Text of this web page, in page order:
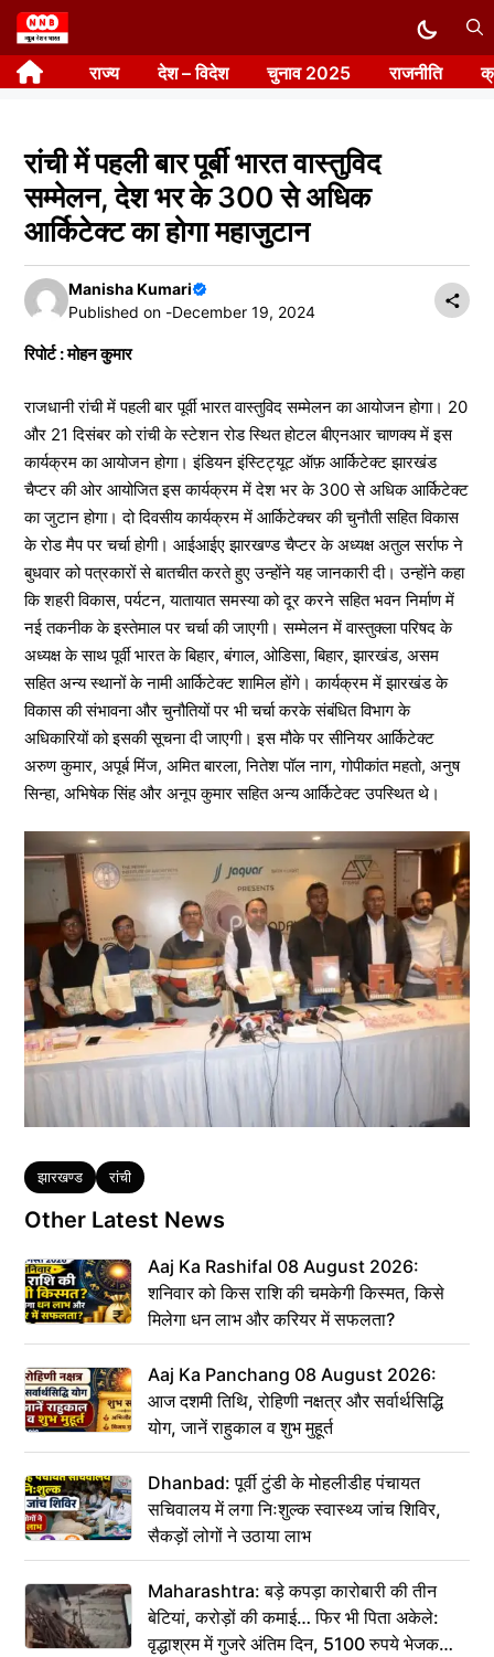
Skip
to
content राज्य देश – विदेश चुनाव 2025 राजनीति
रांची में पहली बार पूर्बी भारत वास्तुविद
सम्मेलन, देश भर के 300 से अधिक
आर्किटेक्ट का होगा महाजुटान
Manisha Kumari
Published on -December 19, 2024
रिपोर्ट : मोहन कुमार
राजधानी रांची में पहली बार पूर्वी भारत वास्तुविद सम्मेलन का आयोजन होगा। 20
और 21 दिसंबर को रांची के स्टेशन रोड स्थित होटल बीएनआर चाणक्य में इस
कार्यक्रम का आयोजन होगा। इंडियन इंस्टिट्यूट ऑफ़ आर्किटेक्ट झारखंड
चैप्टर की ओर आयोजित इस कार्यक्रम में देश भर के 300 से अधिक आर्किटेक्ट
का जुटान होगा। दो दिवसीय कार्यक्रम में आर्किटेक्चर की चुनौती सहित विकास
के रोड मैप पर चर्चा होगी। आईआईए झारखण्ड चैप्टर के अध्यक्ष अतुल सर्राफ ने
बुधवार को पत्रकारों से बातचीत करते हुए उन्होंने यह जानकारी दी। उन्होंने कहा
कि शहरी विकास, पर्यटन, यातायात समस्या को दूर करने सहित भवन निर्माण में
नई तकनीक के इस्तेमाल पर चर्चा की जाएगी। सम्मेलन में वास्तुक्ला परिषद के
अध्यक्ष के साथ पूर्वी भारत के बिहार, बंगाल, ओडिसा, बिहार, झारखंड, असम
सहित अन्य स्थानों के नामी आर्किटेक्ट शामिल होंगे। कार्यक्रम में झारखंड के
विकास की संभावना और चुनौतियों पर भी चर्चा करके संबंधित विभाग के
अधिकारियों को इसकी सूचना दी जाएगी। इस मौके पर सीनियर आर्किटेक्ट
अरुण कुमार, अपूर्ब मिंज, अमित बारला, नितेश पॉल नाग, गोपीकांत महतो, अनुष
सिन्हा, अभिषेक सिंह और अनूप कुमार सहित अन्य आर्किटेक्ट उपस्थित थे।
Tags
झारखण्ड रांची
Other Latest News
Aaj Ka Rashifal 08 August 2026:
शनिवार को किस राशि की चमकेगी किस्मत, किसे
मिलेगा धन लाभ और करियर में सफलता?
Aaj Ka Panchang 08 August 2026:
आज दशमी तिथि, रोहिणी नक्षत्र और सर्वार्थसिद्धि
योग, जानें राहुकाल व शुभ मुहूर्त
Dhanbad: पूर्वी टुंडी के मोहलीडीह पंचायत
सचिवालय में लगा निःशुल्क स्वास्थ्य जांच शिविर,
सैकड़ों लोगों ने उठाया लाभ
Maharashtra: बड़े कपड़ा कारोबारी की तीन
बेटियां, करोड़ों की कमाई… फिर भी पिता अकेले:
वृद्धाश्रम में गुजरे अंतिम दिन, 5100 रुपये भेजकर